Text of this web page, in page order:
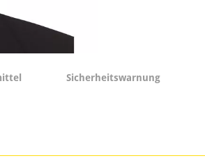
Sicherheitswarnung